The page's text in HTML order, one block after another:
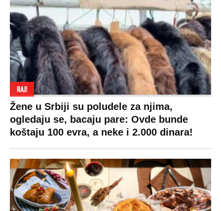
RAJ!
Žene u Srbiji su poludele za njima,
ogledaju se, bacaju pare: Ovde bunde
koštaju 100 evra, a neke i 2.000 dinara!